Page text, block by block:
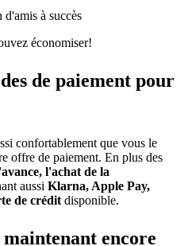
à succès
économiser!
de paiement pour
confortablement que vous le
offre de paiement. En plus des
l'achat de la
aussi Klarna, Apple Pay,
de crédit disponible.
encore